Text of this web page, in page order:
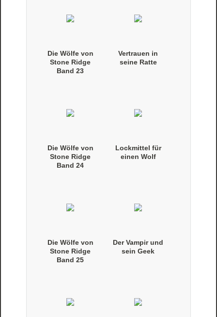
Die Wölfe von
Stone Ridge
Band 23
Vertrauen in
seine Ratte
Die Wölfe von
Stone Ridge
Band 24
Lockmittel für
einen Wolf
Die Wölfe von
Stone Ridge
Band 25
Der Vampir und
sein Geek